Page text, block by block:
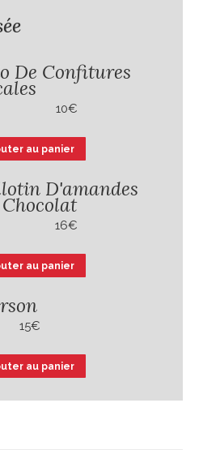
De Confitures
10€
au panier
D'amandes
16€
au panier
15€
au panier